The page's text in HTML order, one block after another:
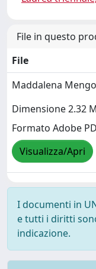
File in questo
File
Maddalena
Dimensione 2.32
Formato Adobe
Visualizza/Apri
I documenti in
e tutti i diritti
indicazione.